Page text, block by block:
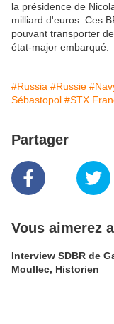
la présidence de
milliard d'euros. Ces
pouvant transporter
état-major embarqué.
#Russia #Russie
Sébastopol #STX
Partager
Vous aimerez
Interview SDBR de
Moullec, Historien